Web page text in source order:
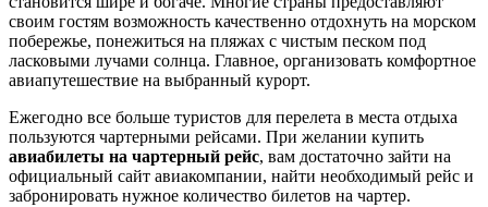
своим гостям возможность качественно отдохнуть на морском
побережье, понежиться на пляжах с чистым песком под
ласковыми лучами солнца. Главное, организовать комфортное
авиапутешествие на выбранный курорт.
Ежегодно все больше туристов для перелета в места отдыха
пользуются чартерными рейсами. При желании купить
авиабилеты на чартерный рейс, вам достаточно зайти на
официальный сайт авиакомпании, найти необходимый рейс и
забронировать нужное количество билетов на чартер.